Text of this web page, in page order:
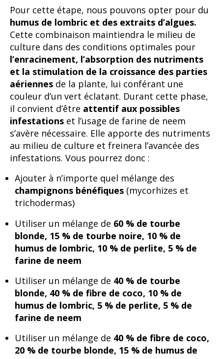
Pour cette étape, nous pouvons opter pour du
humus de lombric et des extraits d’algues.
Cette combinaison maintiendra le milieu de
culture dans des conditions optimales pour
l’enracinement, l’absorption des nutriments
et la stimulation de la croissance des parties
aériennes de la plante, lui conférant une
couleur d’un vert éclatant. Durant cette phase,
il convient d’être attentif aux possibles
infestations et l’usage de farine de neem
s’avère nécessaire. Elle apporte des nutriments
au milieu de culture et freinera l’avancée des
infestations. Vous pourrez donc :
Ajouter à n’importe quel mélange des
champignons bénéfiques (mycorhizes et
trichodermas)
Utiliser un mélange de 60 % de tourbe
blonde, 15 % de tourbe noire, 10 % de
humus de lombric, 10 % de perlite, 5 % de
farine de neem
Utiliser un mélange de 40 % de tourbe
blonde, 40 % de fibre de coco, 10 % de
humus de lombric, 5 % de perlite, 5 % de
farine de neem
Utiliser un mélange de 40 % de fibre de coco,
20 % de tourbe blonde, 15 % de humus de